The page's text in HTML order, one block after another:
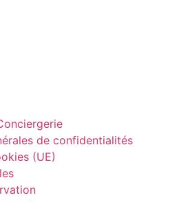
de confidentialités
(UE)